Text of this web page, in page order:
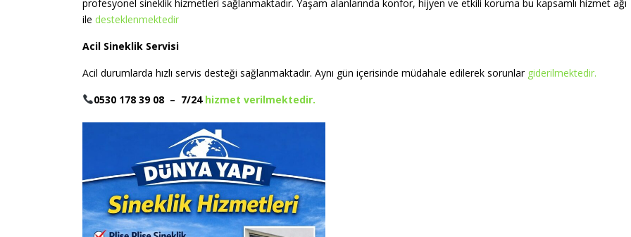
profesyonel sineklik hizmetleri sağlanmaktadır. Yaşam alanlarında konfor, hijyen ve etkili koruma bu kapsamlı hizmet ağı
ile desteklenmektedir
Acil Sineklik Servisi
Acil durumlarda hızlı servis desteği sağlanmaktadır. Aynı gün içerisinde müdahale edilerek sorunlargiderilmektedir.
0530 178 39 08 – 7/24hizmet verilmektedir.